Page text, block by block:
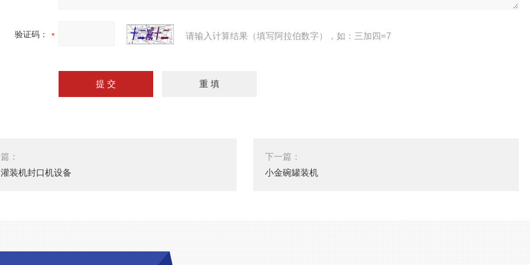
验证码： 请输入计算结果（填写阿拉伯数字），如：三加四=7
：
装机封口机设备
下一篇：
小金碗罐装机